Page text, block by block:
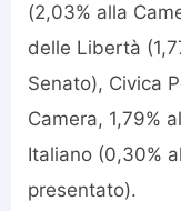
(2,03% alla
delle Libertà
Senato), Civica
Camera, 1,79%
Italiano (0,30%
presentato).